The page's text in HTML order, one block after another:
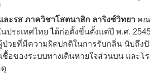
ะรส ภาควิชาโสตนาสิก ลาริงซ์วิทยา คณ
ประเทศไทย ได้ก่อตั้งขึ้นตั้งแต่ปี พ.ศ.
วยที่มีความผิดปกติในการรับกลิ่น นับถึงปั
ชื้อของระบบทางเดินหายใจส่วนบน และ